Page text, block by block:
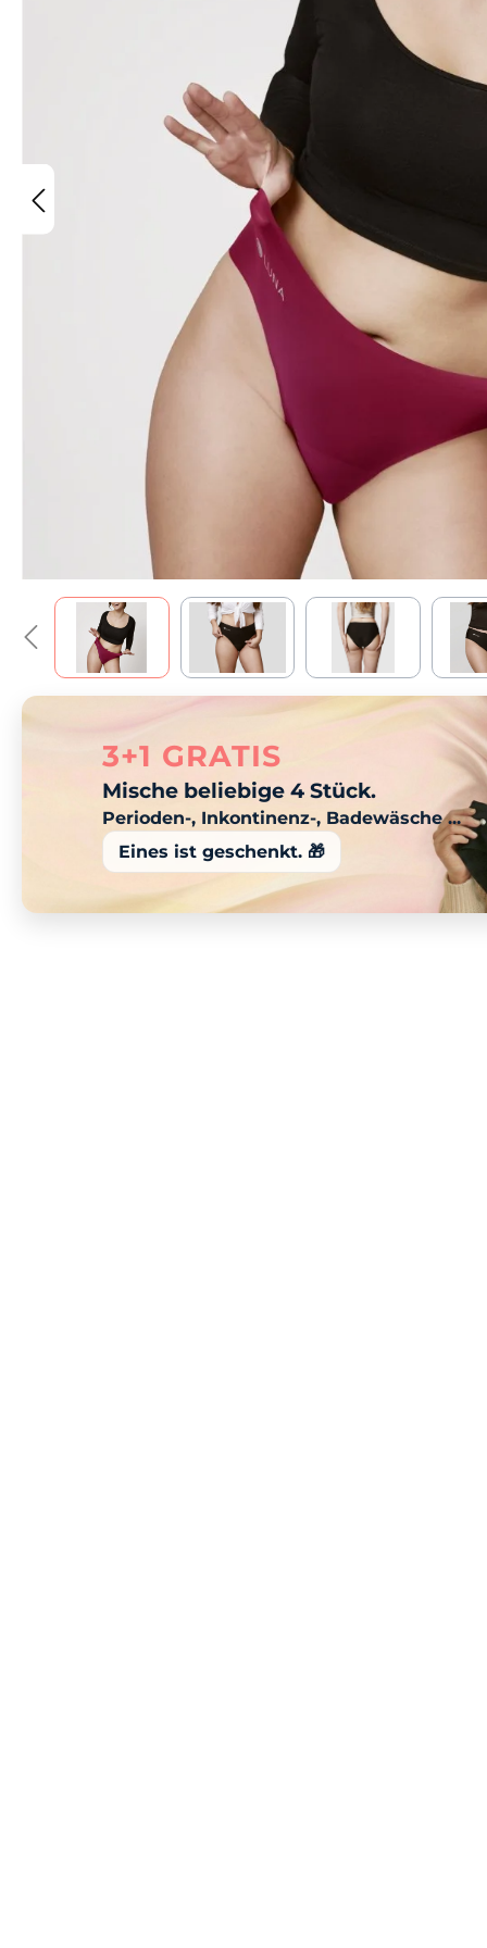
3+1 GRATIS
Mische beliebige 4 Stück.
Perioden-, Inkontinenz-, Badewäsche ...
Eines ist geschenkt. 🎁